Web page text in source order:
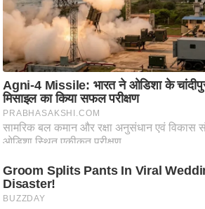
ध
ज्यो
ति
ष
प्र
भु
म
मा
/